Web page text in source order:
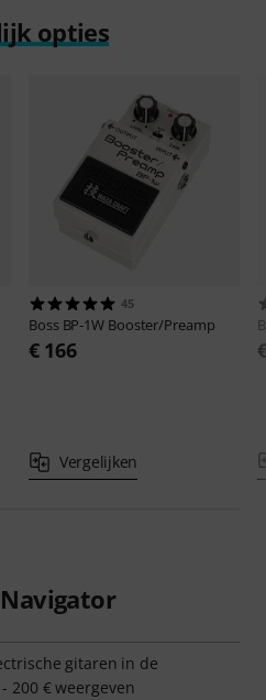
opties
45
Boss BP-1W Booster/Preamp
€ 166
Vergelijken
gitaren in de
200 € weergeven